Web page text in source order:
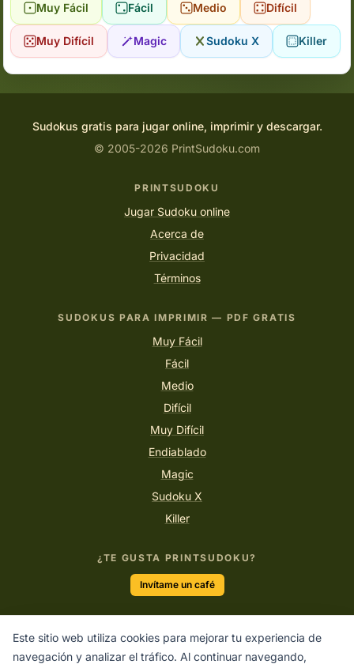
Este sitio web utiliza cookies para mejorar tu experiencia de
navegación y analizar el tráfico. Al continuar navegando,
Muy Fácil Fácil Medio Difícil
Muy Difícil Magic Sudoku X Killer
Sudokus gratis para jugar online, imprimir y descargar.
© 2005-2026 PrintSudoku.com
PRINTSUDOKU
Jugar Sudoku online
Acerca de
Privacidad
Términos
SUDOKUS PARA IMPRIMIR — PDF GRATIS
Muy Fácil
Fácil
Medio
Difícil
Muy Difícil
Endiablado
Magic
Sudoku X
Killer
¿TE GUSTA PRINTSUDOKU?
Invítame un café
“En cada número hay una historia de lógica esperando ser
contada.”